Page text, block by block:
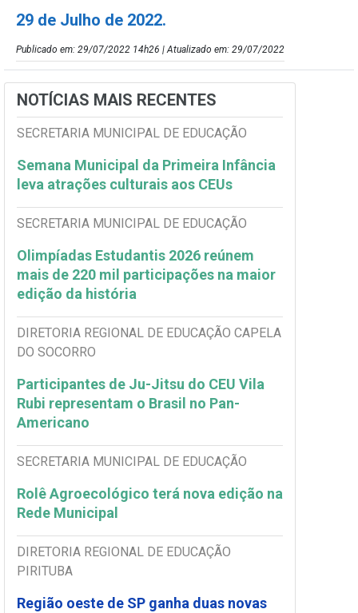
29 de Julho de 2022.
Publicado em: 29/07/2022 14h26 | Atualizado em: 29/07/2022
NOTÍCIAS MAIS RECENTES
SECRETARIA MUNICIPAL DE EDUCAÇÃO
Semana Municipal da Primeira Infância
leva atrações culturais aos CEUs
SECRETARIA MUNICIPAL DE EDUCAÇÃO
Olimpíadas Estudantis 2026 reúnem
mais de 220 mil participações na maior
edição da história
DIRETORIA REGIONAL DE EDUCAÇÃO CAPELA
DO SOCORRO
Participantes de Ju-Jitsu do CEU Vila
Rubi representam o Brasil no Pan-
Americano
SECRETARIA MUNICIPAL DE EDUCAÇÃO
Rolê Agroecológico terá nova edição na
Rede Municipal
DIRETORIA REGIONAL DE EDUCAÇÃO
PIRITUBA
Região oeste de SP ganha duas novas